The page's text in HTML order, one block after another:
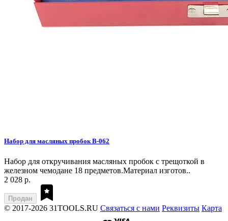
Набор для масляных пробок B-062
Набор для откручивания масляных пробок с трещоткой в
железном чемодане 18 предметов.Материал изготов..
2 028 р.
Продан
© 2017-2026 31TOOLS.RU Связаться с нами Реквизиты Карта